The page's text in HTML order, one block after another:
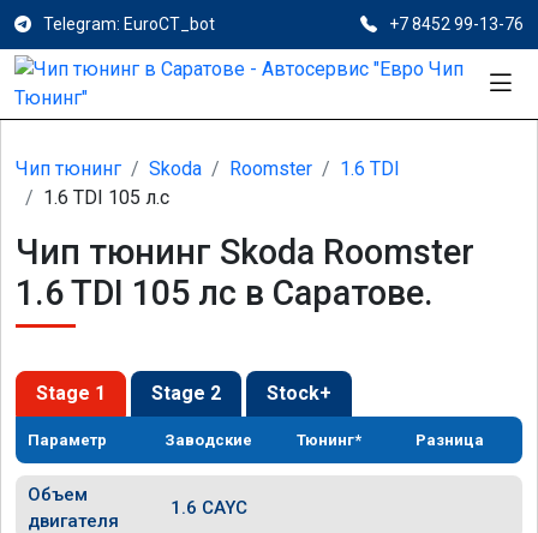
Telegram: EuroCT_bot +7 8452 99-13-76
Чип тюнинг Skoda Roomster
1.6 TDI
1.6 TDI 105 л.с
Чип тюнинг Skoda Roomster
1.6 TDI 105 лс в Саратове.
Stage 1 Stage 2 Stock+
Параметр Заводские Тюнинг* Разница
Объем
двигателя
1.6 CAYC